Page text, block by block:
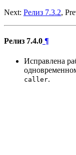
Next: Релиз 7.3.2,
Релиз 7.4.0 ¶
Исправлена
caller.